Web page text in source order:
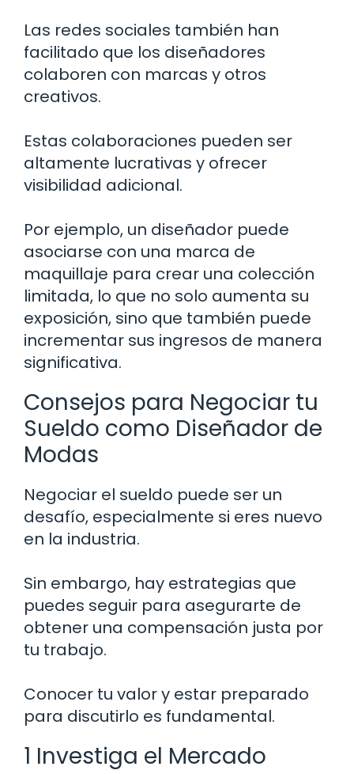
Las redes sociales también han
facilitado que los diseñadores
colaboren con marcas y otros
creativos.
Estas colaboraciones pueden ser
altamente lucrativas y ofrecer
visibilidad adicional.
Por ejemplo, un diseñador puede
asociarse con una marca de
maquillaje para crear una colección
limitada, lo que no solo aumenta su
exposición, sino que también puede
incrementar sus ingresos de manera
significativa.
Consejos para Negociar tu
Sueldo como Diseñador de
Modas
Negociar el sueldo puede ser un
desafío, especialmente si eres nuevo
en la industria.
Sin embargo, hay estrategias que
puedes seguir para asegurarte de
obtener una compensación justa por
tu trabajo.
Conocer tu valor y estar preparado
para discutirlo es fundamental.
1 Investiga el Mercado